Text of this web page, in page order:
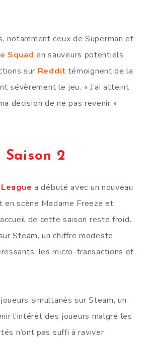
notamment ceux de Superman et
Squad en sauveurs potentiels
sur Reddit témoignent de la
sévèrement le jeu. « J’ai atteint
décision de ne pas revenir »
2
a débuté avec un nouveau
scène Madame Freeze et
de cette saison reste froid.
Steam, un chiffre modeste
les micro-transactions et
simultanés sur Steam, un
l’intérêt des joueurs malgré les
n’ont pas suffi à raviver